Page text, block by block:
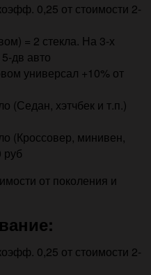
0,25 от стоимости 2-
= 2 стекла. На 3-х
дв авто
универсал +10% от
(Седан, хэтчбек и т.п.)
(Кроссовер, минивен,
руб
от поколения и
0,25 от стоимости 2-